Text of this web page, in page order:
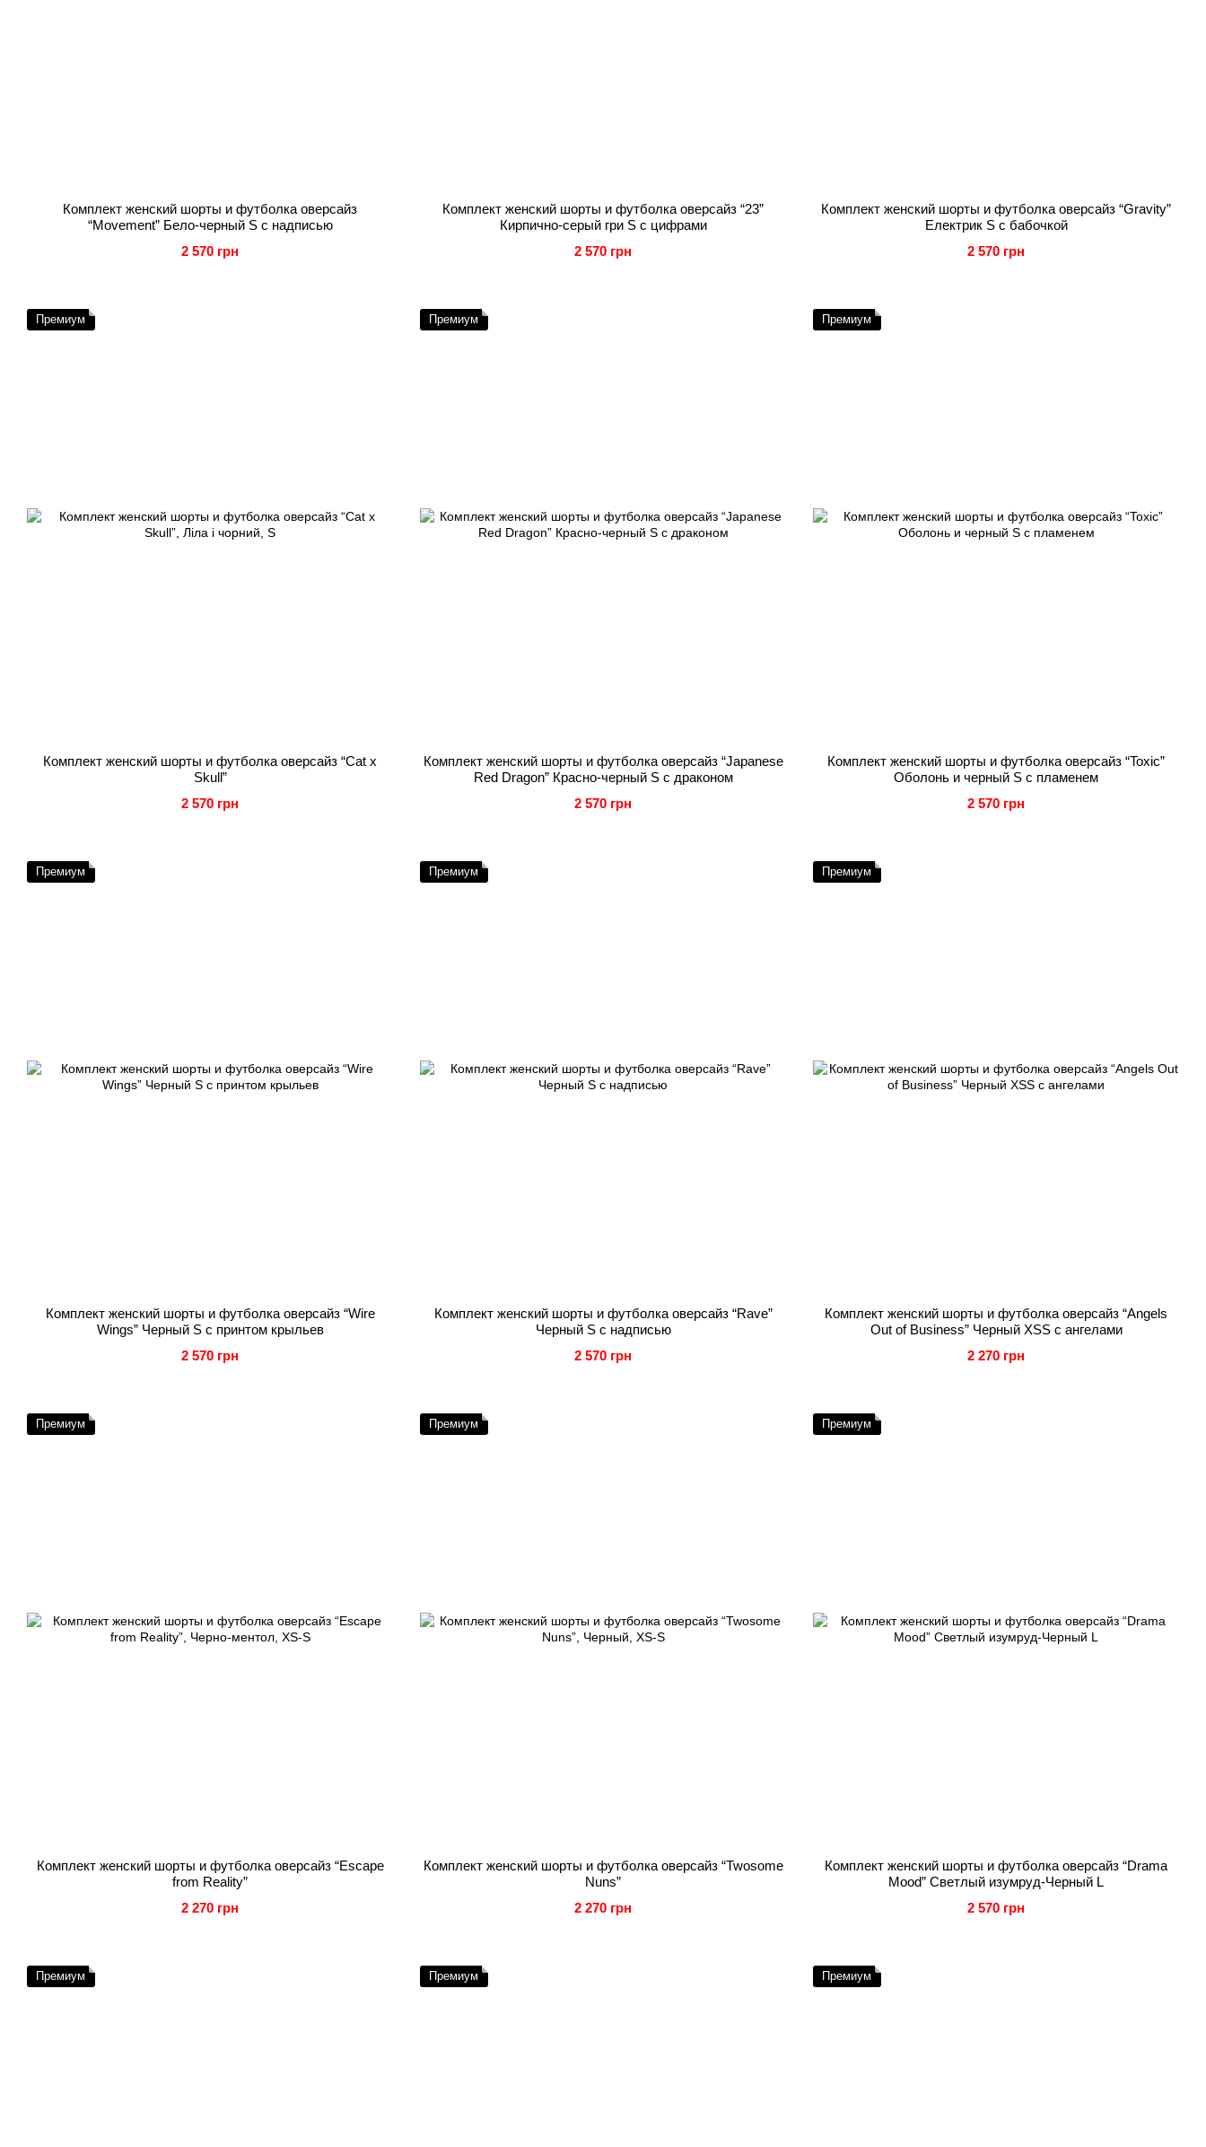
Комплект женский шорты и футболка оверсайз
“Movement” Бело-черный S с надписью
2 570 грн
Комплект женский шорты и футболка оверсайз “23”
Кирпично-серый гри S с цифрами
2 570 грн
Комплект женский шорты и футболка оверсайз “Gravity”
Електрик S с бабочкой
2 570 грн
Премиум
Комплект женский шорты и футболка оверсайз “Cat x
Skull”
2 570 грн
Премиум
Комплект женский шорты и футболка оверсайз “Japanese
Red Dragon” Красно-черный S с драконом
2 570 грн
Премиум
Комплект женский шорты и футболка оверсайз “Toxic”
Оболонь и черный S с пламенем
2 570 грн
Премиум
Комплект женский шорты и футболка оверсайз “Wire
Wings” Черный S с принтом крыльев
2 570 грн
Премиум
Комплект женский шорты и футболка оверсайз “Rave”
Черный S с надписью
2 570 грн
Премиум
Комплект женский шорты и футболка оверсайз “Angels
Out of Business” Черный XSS с ангелами
2 270 грн
Премиум
Комплект женский шорты и футболка оверсайз “Escape
from Reality”
2 270 грн
Премиум
Комплект женский шорты и футболка оверсайз “Twosome
Nuns”
2 270 грн
Премиум
Комплект женский шорты и футболка оверсайз “Drama
Mood” Светлый изумруд-Черный L
2 570 грн
Премиум Премиум Премиум